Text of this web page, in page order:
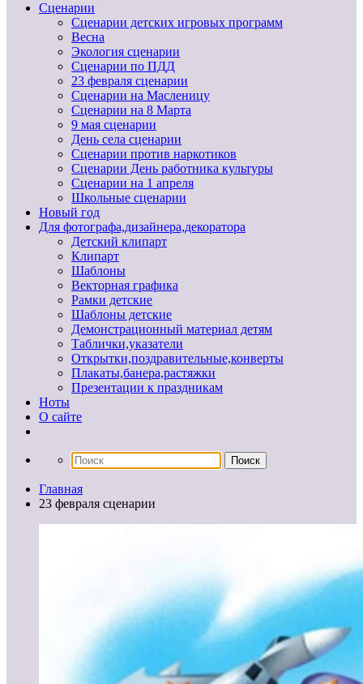
Сценарии
Сценарии детских игровых программ
Весна
Экология сценарии
Сценарии по ПДД
23 февраля сценарии
Сценарии на Масленицу
Сценарии на 8 Марта
9 мая сценарии
День села сценарии
Сценарии против наркотиков
Сценарии День работника культуры
Сценарии на 1 апреля
Школьные сценарии
Новый год
Для фотографа,дизайнера,декоратора
Детский клипарт
Клипарт
Шаблоны
Векторная графика
Рамки детские
Шаблоны детские
Демонстрационный материал детям
Таблички,указатели
Открытки,поздравительные,конверты
Плакаты,банера,растяжки
Презентации к праздникам
Ноты
О сайте
Главная
23 февраля сценарии